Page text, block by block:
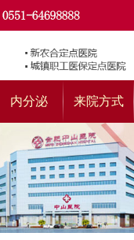
内分泌 来院方式